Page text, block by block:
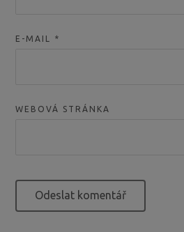
E-MAIL *
WEBOVÁ STRÁNKA